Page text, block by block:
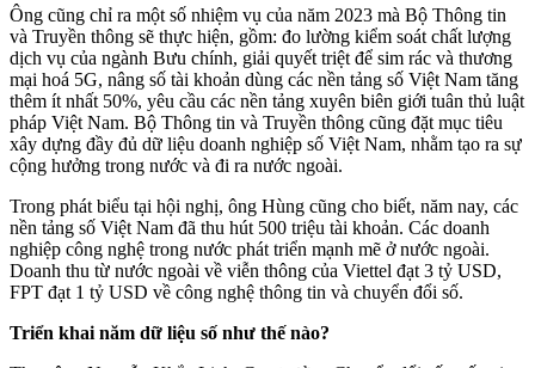
Ông cũng chỉ ra một số nhiệm vụ của năm 2023 mà Bộ Thông tin
và Truyền thông sẽ thực hiện, gồm: đo lường kiểm soát chất lượng
dịch vụ của ngành Bưu chính, giải quyết triệt để sim rác và thương
mại hoá 5G, nâng số tài khoản dùng các nền tảng số Việt Nam tăng
thêm ít nhất 50%, yêu cầu các nền tảng xuyên biên giới tuân thủ luật
pháp Việt Nam. Bộ Thông tin và Truyền thông cũng đặt mục tiêu
xây dựng đầy đủ dữ liệu doanh nghiệp số Việt Nam, nhằm tạo ra sự
cộng hưởng trong nước và đi ra nước ngoài.
Trong phát biểu tại hội nghị, ông Hùng cũng cho biết, năm nay, các
nền tảng số Việt Nam đã thu hút 500 triệu tài khoản. Các doanh
nghiệp công nghệ trong nước phát triển mạnh mẽ ở nước ngoài.
Doanh thu từ nước ngoài về viễn thông của Viettel đạt 3 tỷ USD,
FPT đạt 1 tỷ USD về công nghệ thông tin và chuyển đổi số.
Triển khai năm dữ liệu số như thế nào?